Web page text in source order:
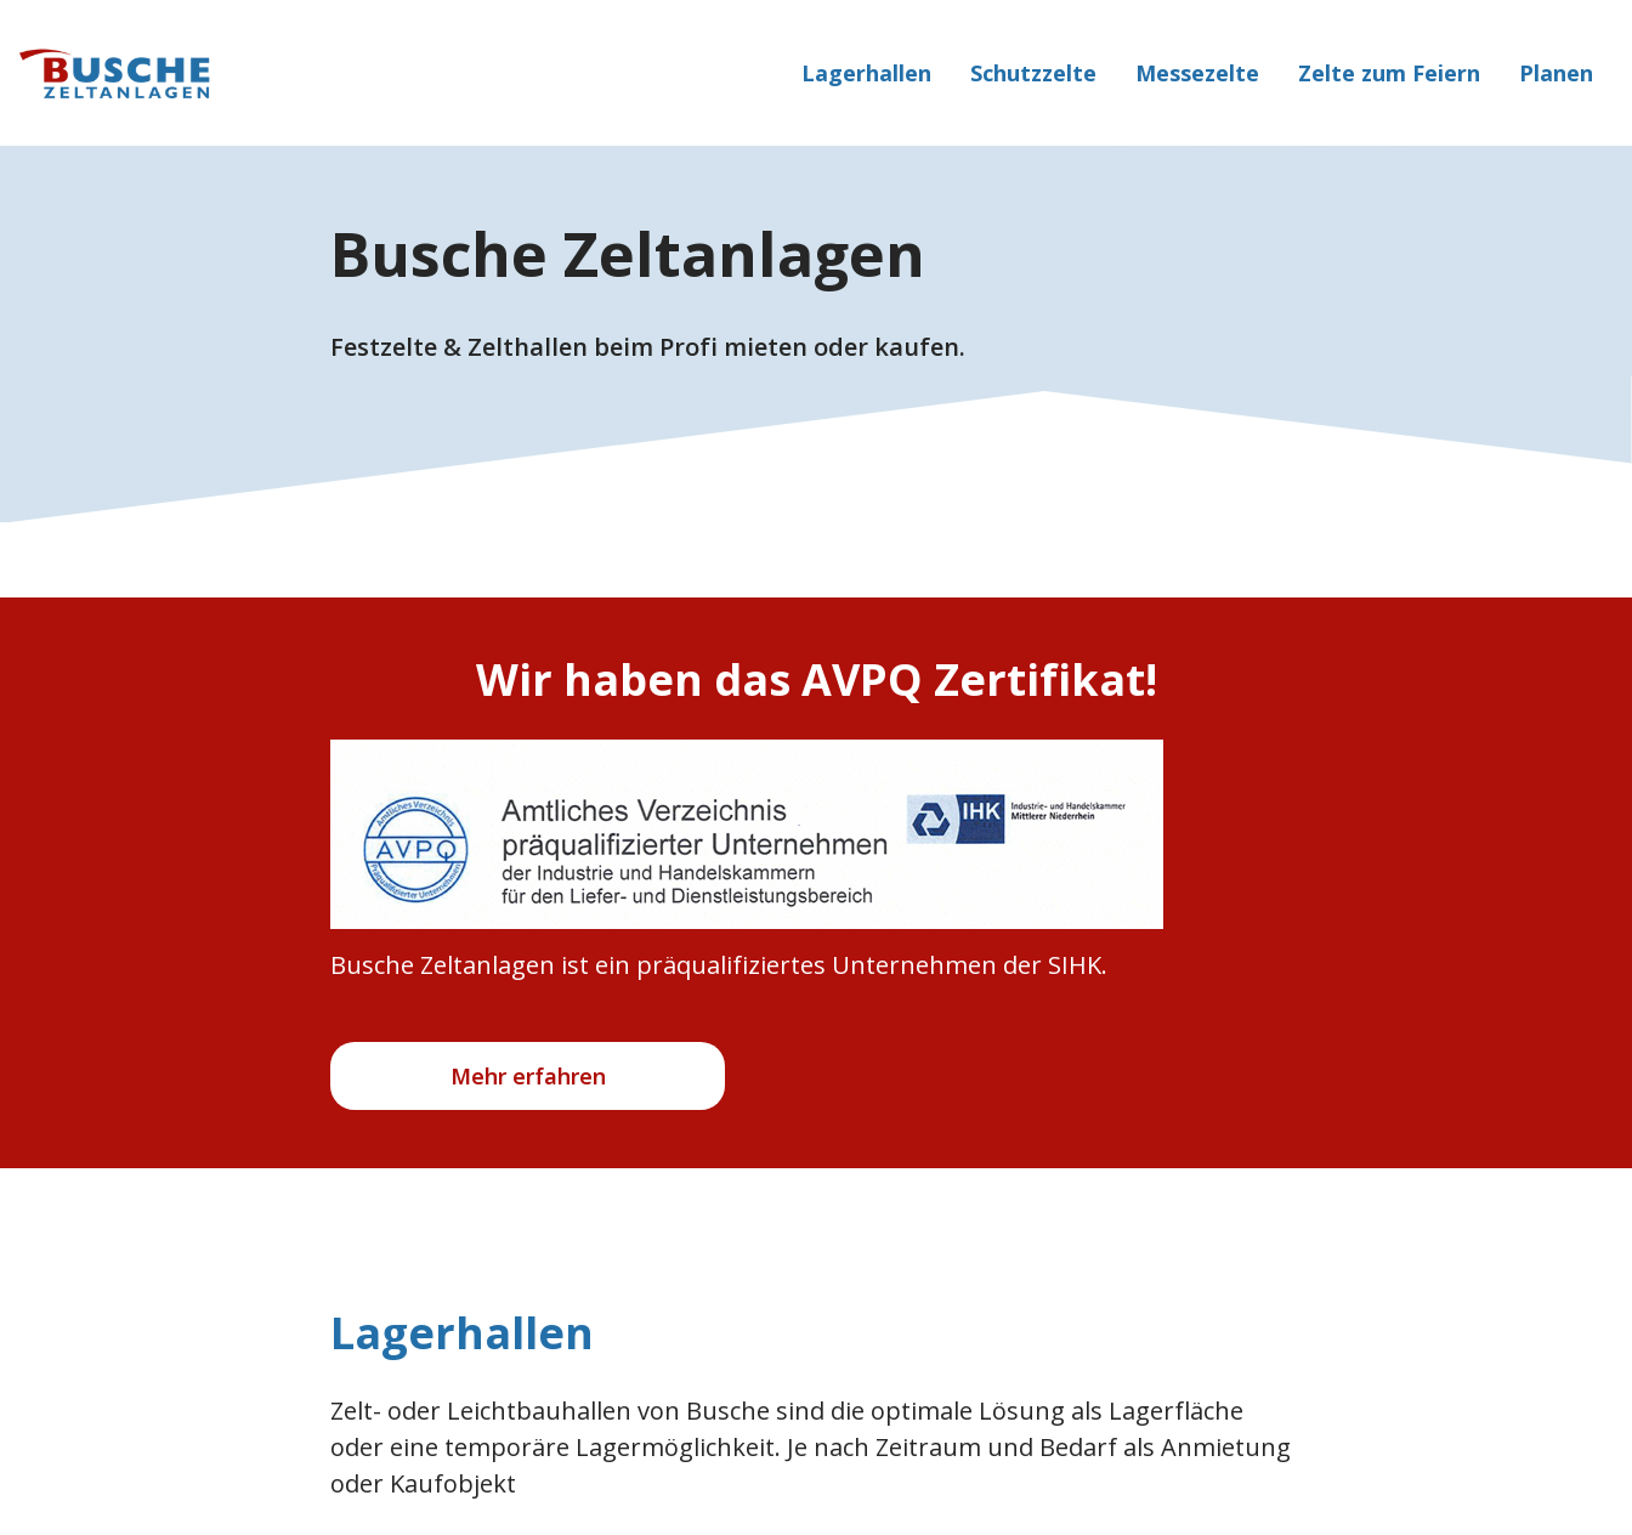
Lagerhallen Schutzzelte Messezelte Zelte zum Feiern Planen
Busche Zeltanlagen
Festzelte & Zelthallen beim Profi mieten oder kaufen.
Wir haben das AVPQ Zertifikat!
Busche Zeltanlagen ist ein präqualifiziertes Unternehmen der SIHK.
Mehr erfahren
Lagerhallen
Zelt- oder Leichtbauhallen von Busche sind die optimale Lösung als Lagerfläche
oder eine temporäre Lagermöglichkeit. Je nach Zeitraum und Bedarf als Anmietung
oder Kaufobjekt